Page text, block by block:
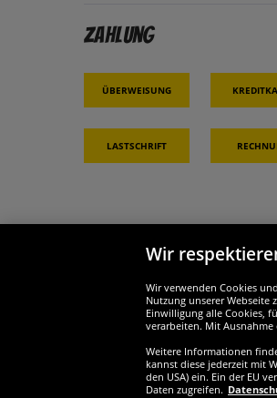
Zahlung
Überweisung
Lastschrift
Partner & Sicherheit
Widerruf
Wir
Wir verwenden Cookies
Nutzung unserer Webseite
Einwilligung alle Cookies,
verarbeiten. Mit
Weitere Informationen
kannst diese jederzeit mit
den USA) ein. Ein der EU
Daten zugreifen.